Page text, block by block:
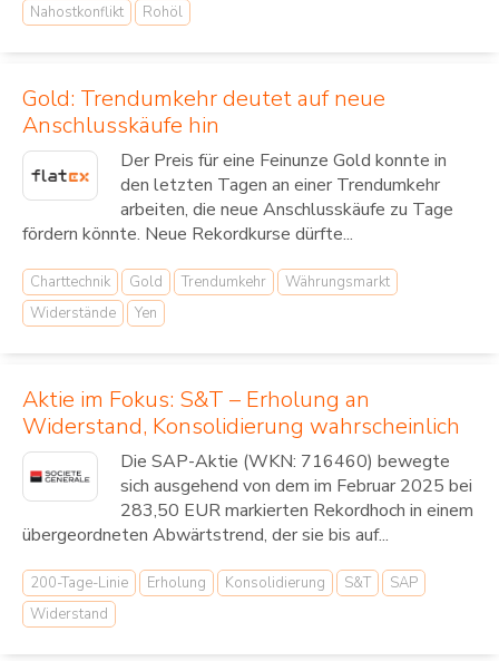
Nahostkonflikt
Rohöl
Gold: Trendumkehr deutet auf neue
Anschlusskäufe hin
Der Preis für eine Feinunze Gold konnte in
den letzten Tagen an einer Trendumkehr
arbeiten, die neue Anschlusskäufe zu Tage
fördern könnte. Neue Rekordkurse dürfte...
Charttechnik Gold Trendumkehr
Währungsmarkt
Widerstände
Yen
Aktie im Fokus: S&T – Erholung an
Widerstand, Konsolidierung wahrscheinlich
Die SAP-Aktie (WKN: 716460) bewegte
sich ausgehend von dem im Februar 2025 bei
283,50 EUR markierten Rekordhoch in einem
übergeordneten Abwärtstrend, der sie bis auf...
200-Tage-Linie Erholung Konsolidierung S&T
SAP
Widerstand